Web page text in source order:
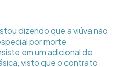
dizendo que a viúva não
por morte
em um adicional de
visto que o contrato